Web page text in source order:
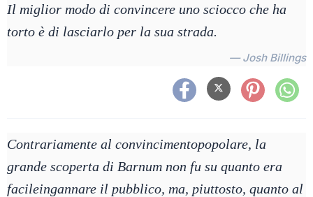
Il miglior modo di convincere uno sciocco che ha
torto è di lasciarlo per la sua strada.
— Josh Billings
Contrariamente al convincimentopopolare, la
grande scoperta di Barnum non fu su quanto era
facileingannare il pubblico, ma, piuttosto, quanto al